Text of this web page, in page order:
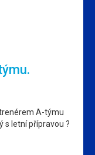
A-týmu
s letní přípravou ?